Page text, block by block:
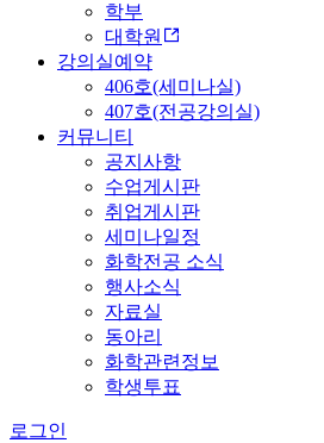
학부
대학원
강의실예약
406호(세미나실)
407호(전공강의실)
커뮤니티
공지사항
수업게시판
취업게시판
세미나일정
화학전공 소식
행사소식
자료실
동아리
화학관련정보
학생투표
로그인